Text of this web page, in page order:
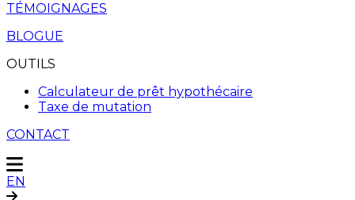
TÉMOIGNAGES
BLOGUE
OUTILS
Calculateur de prêt hypothécaire
Taxe de mutation
CONTACT
EN